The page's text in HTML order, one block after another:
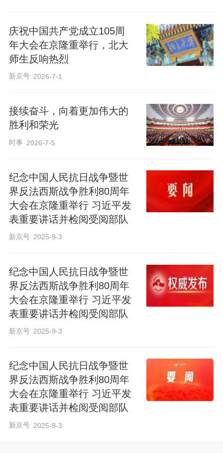
庆祝中国共产党成立105周
年大会在京隆重举行，北大
师生反响热烈
新京号 2026-7-1
接续奋斗，向着更加伟大的
胜利和荣光
时事 2026-7-5
纪念中国人民抗日战争暨世
界反法西斯战争胜利80周年
大会在京隆重举行 习近平发
表重要讲话并检阅受阅部队
新京号 2025-9-3
纪念中国人民抗日战争暨世
界反法西斯战争胜利80周年
大会在京隆重举行 习近平发
表重要讲话并检阅受阅部队
新京号 2025-9-3
纪念中国人民抗日战争暨世
界反法西斯战争胜利80周年
大会在京隆重举行 习近平发
表重要讲话并检阅受阅部队
新京号 2025-9-3